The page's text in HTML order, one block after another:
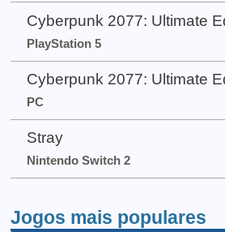
Cyberpunk 2077: Ultimate
PlayStation 5
Cyberpunk 2077: Ultimate
PC
Stray
Nintendo Switch 2
Jogos mais populares